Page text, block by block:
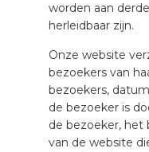
worden aan
herleidbaar zijn.
Onze website
bezoekers van
bezoekers,
de bezoeker is
de bezoeker, het
van de website